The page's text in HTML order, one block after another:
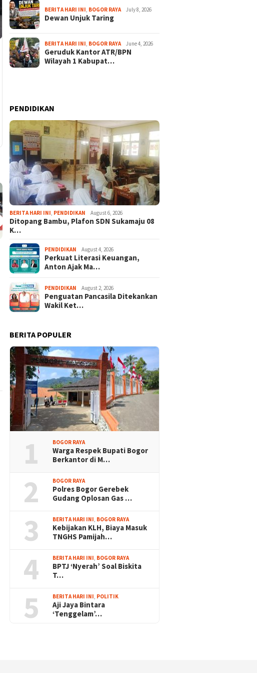
Ajang Promosi Wisata,
Ratusan Peserta Ikuti Tour
Malasari Halimun Salak 2026
Pembangunan Wisma dan
BERITA HARI INI BOGOR RAYA July 8, 2026
Dewan Unjuk Taring
BERITA HARI INI BOGOR RAYA June 4, 2026
Geruduk Kantor ATR/BPN
Wilayah 1 Kabupat…
PENDIDIKAN
BERITA HARI INI PENDIDIKAN August 6, 2026
Ditopang Bambu, Plafon SDN Sukamaju 08
K…
PENDIDIKAN August 4, 2026
Perkuat Literasi Keuangan,
Anton Ajak Ma…
PENDIDIKAN August 2, 2026
Penguatan Pancasila Ditekankan
Wakil Ket…
BERITA POPULER
1 BOGOR RAYA
Warga Respek Bupati Bogor
Berkantor di M…
2 BOGOR RAYA
Polres Bogor Gerebek
Gudang Oplosan Gas …
3 BERITA HARI INI, BOGOR RAYA
Kebijakan KLH, Biaya Masuk
TNGHS Pamijah…
4 BERITA HARI INI, BOGOR RAYA
BPTJ ‘Nyerah’ Soal Biskita
T…
5 BERITA HARI INI, POLITIK
Aji Jaya Bintara
‘Tenggelam’…